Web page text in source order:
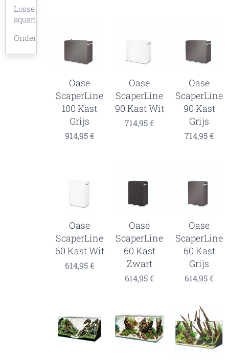
Losse
aquaria
Onderkasten
Oase
ScaperLine
100 Kast
Grijs
914,95€
Oase
ScaperLine
90 Kast Wit
714,95€
Oase
ScaperLine
90 Kast
Grijs
714,95€
Oase
ScaperLine
60 Kast Wit
614,95€
Oase
ScaperLine
60 Kast
Zwart
614,95€
Oase
ScaperLine
60 Kast
Grijs
614,95€